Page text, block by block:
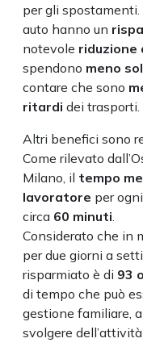
per gli
auto hanno un
notevole riduzione
spendono meno
contare che sono
ritardi dei trasporti.
Altri benefici sono
Come rilevato
Milano, il tempo
lavoratore per
circa 60 minuti
Considerato che in
per due giorni a
risparmiato è di 93
di tempo che può
gestione familiare,
svolgere dell’attività